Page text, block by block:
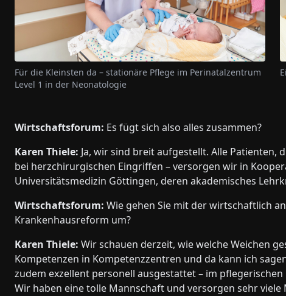
Für die Kleinsten da – stationäre Pflege im Perinatalzentrum
Level 1 in der Neonatologie
Wirtschaftsforum: Es fügt sich also alles zusammen?
Karen Thiele: Ja, wir sind breit aufgestellt. Alle Patienten,
bei herzchirurgischen Eingriffen – versorgen wir in
Universitätsmedizin Göttingen, deren akademisches
Wirtschaftsforum: Wie gehen Sie mit der wirtschaftlich
Krankenhausreform um?
Karen Thiele: Wir schauen derzeit, wie welche Weichen
Kompetenzen in Kompetenzzentren und da kann ich
zudem exzellent personell ausgestattet – im
Wir haben eine tolle Mannschaft und versorgen sehr viele